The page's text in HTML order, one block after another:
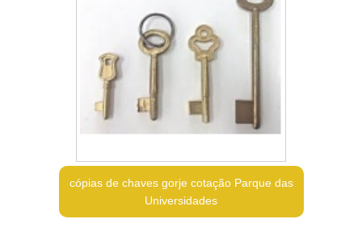
cópias de chaves gorje cotação Parque das
Universidades